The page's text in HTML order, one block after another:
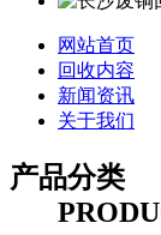
网站首页
回收内容
新闻资讯
关于我们
产品分类